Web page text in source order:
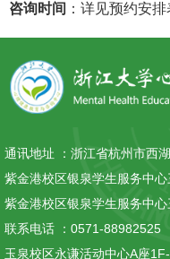
咨询时间 ：详见预约安
通讯地址 ： 浙江省杭州市西
紫金港校区银泉学生服务中
紫金港校区银泉学生服务中
联系电话 ： 0571-88982525
玉泉校区永谦活动中心A座